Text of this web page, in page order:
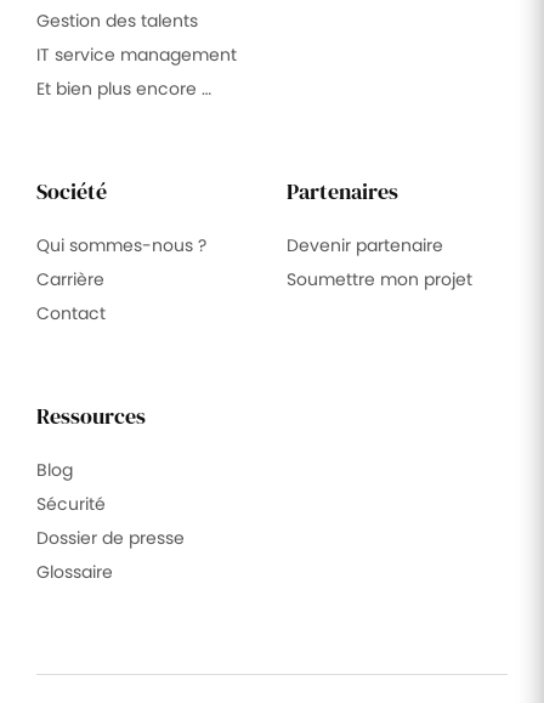
Gestion des talents
IT service management
Et bien plus encore …
Société
Qui sommes-nous ?
Carrière
Contact
Partenaires
Devenir partenaire
Soumettre mon projet
Ressources
Blog
Sécurité
Dossier de presse
Glossaire